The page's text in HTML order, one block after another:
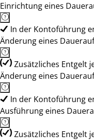
Einrichtung eines
In der Kontoführung
Änderung eines
Zusätzliches Entgelt
Änderung eines
In der Kontoführung
Ausführung eines
Zusätzliches Entgelt